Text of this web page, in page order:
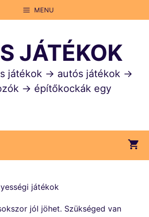
MENU
JÁTÉKOK
játékok → autós játékok →
→ építőkockák egy
játékok
jól jöhet. Szükséged van